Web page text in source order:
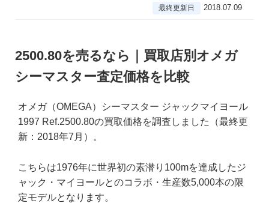
最終更新日 2018.07.09
2500.80を売るなら｜買取店別オメガ
シーマスター査定価格を比較
オメガ（OMEGA）シーマスター ジャックマイヨール
1997 Ref.2500.80の買取価格を調査しました（最終更
新：2018年7月）。
こちらは1976年に世界初の素潜り100mを達成したジ
ャック・マイヨールとのコラボ・生産数5,000本の限
定モデルとなります。